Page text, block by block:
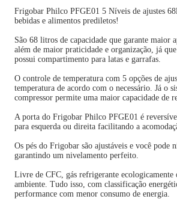
Frigobar Philco PFGE01 5 Níveis de ajustes
bebidas e alimentos prediletos!
São 68 litros de capacidade que garante maior
além de maior praticidade e organização, já
possui compartimento para latas e garrafas.
O controle de temperatura com 5 opções de
temperatura de acordo com o necessário. Já o
compressor permite uma maior capacidade de
A porta do Frigobar Philco PFGE01 é
para esquerda ou direita facilitando a
Os pés do Frigobar são ajustáveis e você pode
garantindo um nivelamento perfeito.
Livre de CFC, gás refrigerante
ambiente. Tudo isso, com classificação
performance com menor consumo de energia.